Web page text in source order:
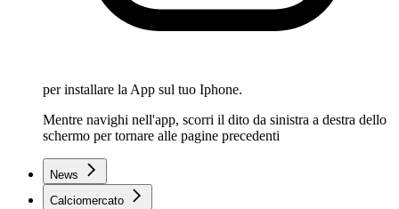
per installare la App sul tuo Iphone.
Mentre navighi nell'app, scorri il dito da sinistra a destra dello
schermo per tornare alle pagine precedenti
News
Calciomercato